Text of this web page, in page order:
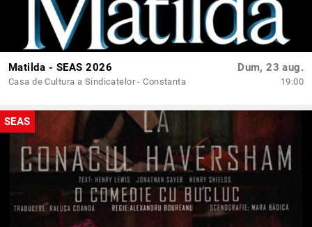
Matilda - SEAS 2026
Casa de Cultura a Sindicatelor - Constanta
Dum, 23 aug.
19:00
SEAS